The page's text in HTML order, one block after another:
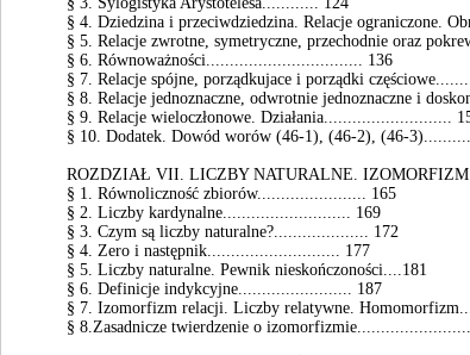
§ 4. Dziedzina i przeciwdziedzina. Relacje ograniczone.
§ 5. Relacje zwrotne, symetryczne, przechodnie oraz
§ 6. Równoważności................................. 136
§ 7. Relacje spójne, porządkujace i porządki
§ 8. Relacje jednoznaczne, odwrotnie jednoznaczne i
§ 9. Relacje wieloczłonowe. Działania...........................
§ 10. Dodatek. Dowód worów (46-1), (46-2), (46-
ROZDZIAŁ VII. LICZBY NATURALNE. IZOMORFIZM
§ 1. Równoliczność zbiorów....................... 165
§ 2. Liczby kardynalne........................... 169
§ 3. Czym są liczby naturalne?.................... 172
§ 4. Zero i następnik............................ 177
§ 5. Liczby naturalne. Pewnik nieskończoności....181
§ 6. Definicje indykcyjne........................ 187
§ 7. Izomorfizm relacji. Liczby relatywne.
§ 8.Zasadnicze twierdzenie o